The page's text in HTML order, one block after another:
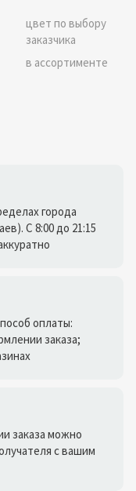
цвет по выбору
заказчика
в ассортименте
города
С 8:00 до 21:15
оплаты:
заказа;
заказа можно
с вашим